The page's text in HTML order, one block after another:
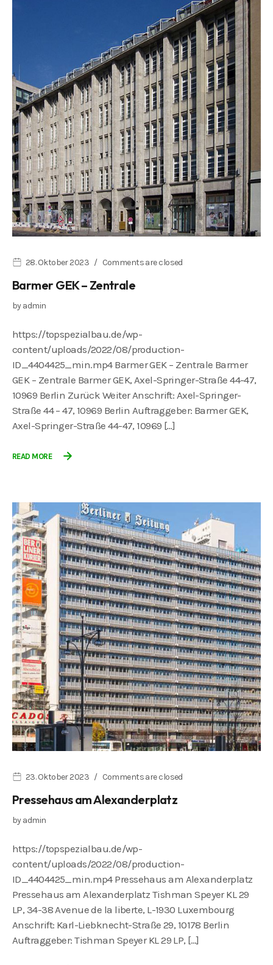
28. Oktober 2023 Comments are closed
Barmer GEK – Zentrale
byadmin
https://topspezialbau.de/wp-
content/uploads/2022/08/production-
ID_4404425_min.mp4 Barmer GEK – Zentrale Barmer
GEK – Zentrale Barmer GEK, Axel-Springer-Straße 44-47,
10969 Berlin Zurück Weiter Anschrift: Axel-Springer-
Straße 44 – 47, 10969 Berlin Auftraggeber: Barmer GEK,
Axel-Springer-Straße 44-47, 10969 […]
READ MORE
23. Oktober 2023 Comments are closed
Pressehaus am Alexanderplatz
byadmin
https://topspezialbau.de/wp-
content/uploads/2022/08/production-
ID_4404425_min.mp4 Pressehaus am Alexanderplatz
Pressehaus am Alexanderplatz Tishman Speyer KL 29
LP, 34-38 Avenue de la liberte, L-1930 Luxembourg
Anschrift: Karl-Liebknecht-Straße 29, 10178 Berlin
Auftraggeber: Tishman Speyer KL 29 LP, […]